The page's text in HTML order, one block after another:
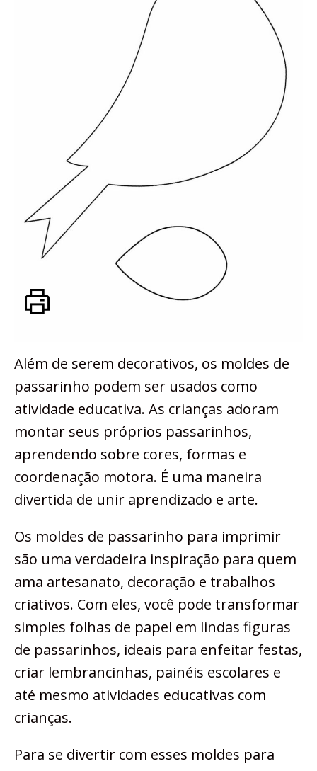
Além de serem decorativos, os moldes de
passarinho podem ser usados como
atividade educativa. As crianças adoram
montar seus próprios passarinhos,
aprendendo sobre cores, formas e
coordenação motora. É uma maneira
divertida de unir aprendizado e arte.
Os moldes de passarinho para imprimir
são uma verdadeira inspiração para quem
ama artesanato, decoração e trabalhos
criativos. Com eles, você pode transformar
simples folhas de papel em lindas figuras
de passarinhos, ideais para enfeitar festas,
criar lembrancinhas, painéis escolares e
até mesmo atividades educativas com
crianças.
Para se divertir com esses moldes para